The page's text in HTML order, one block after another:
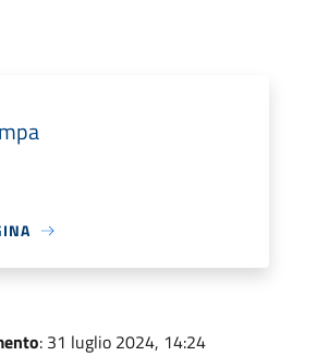
: 31 luglio 2024, 14:24